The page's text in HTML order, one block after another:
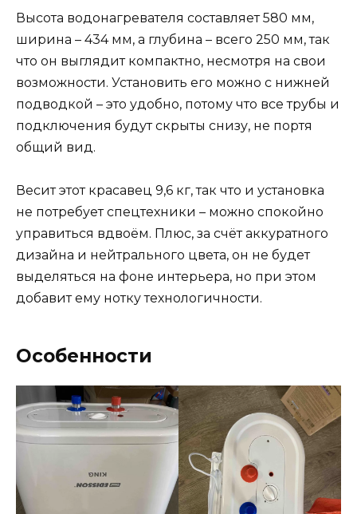
Высота водонагревателя составляет 580 мм,
ширина – 434 мм, а глубина – всего 250 мм, так
что он выглядит компактно, несмотря на свои
возможности. Установить его можно с нижней
подводкой – это удобно, потому что все трубы и
подключения будут скрыты снизу, не портя
общий вид.
Весит этот красавец 9,6 кг, так что и установка
не потребует спецтехники – можно спокойно
управиться вдвоём. Плюс, за счёт аккуратного
дизайна и нейтрального цвета, он не будет
выделяться на фоне интерьера, но при этом
добавит ему нотку технологичности.
Особенности